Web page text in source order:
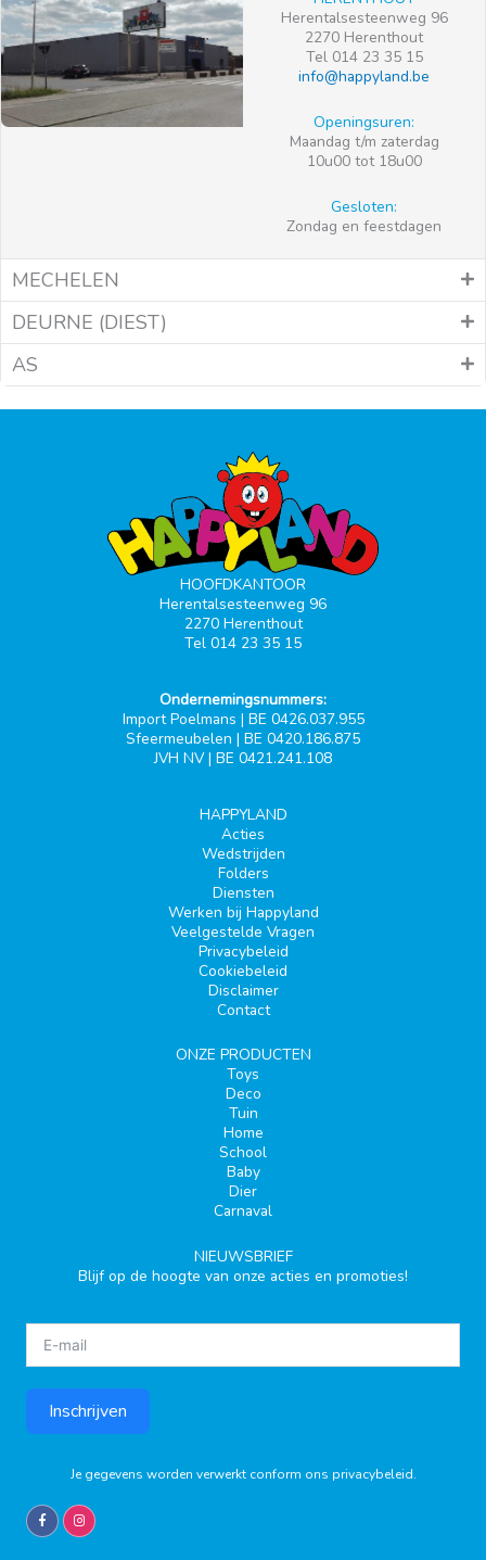
Herentalsesteenweg 96
2270 Herenthout
Tel 014 23 35 15
info@happyland.be
Openingsuren:
Maandag t/m zaterdag
10u00 tot 18u00
Gesloten:
Zondag en feestdagen
MECHELEN
DEURNE (DIEST)
AS
HOOFDKANTOOR
Herentalsesteenweg 96
2270 Herenthout
Tel 014 23 35 15
Ondernemingsnummers:
Import Poelmans | BE 0426.037.955
Sfeermeubelen | BE 0420.186.875
JVH NV | BE 0421.241.108
HAPPYLAND
Acties
Wedstrijden
Folders
Diensten
Werken bij Happyland
Veelgestelde Vragen
Privacybeleid
Cookiebeleid
Disclaimer
Contact
ONZE PRODUCTEN
Toys
Deco
Tuin
Home
School
Baby
Dier
Carnaval
NIEUWSBRIEF
Blijf op de hoogte van onze acties en promoties!
Inschrijven
Je gegevens worden verwerkt conform ons privacybeleid.